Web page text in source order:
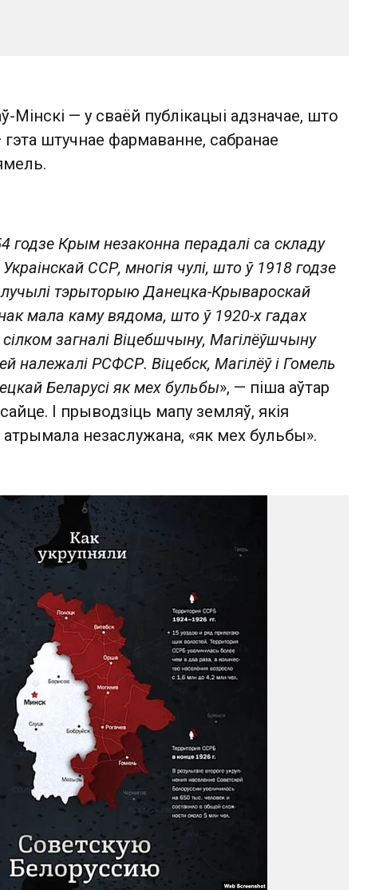
Мінскі — у сваёй публікацыі адзначае, што
штучнае фармаванне, сабранае
годзе Крым незаконна перадалі са складу
ССР, многія чулі, што ў 1918 годзе
тэрыторыю Данецка-Крывароскай
мала каму вядома, што ў 1920-х гадах
загналі Віцебшчыну, Магілёўшчыну
належалі РСФСР. Віцебск, Магілёў і Гомель
Беларусі як мех бульбы», — піша аўтар
І прыводзіць мапу земляў, якія
атрымала незаслужана, «як мех бульбы».